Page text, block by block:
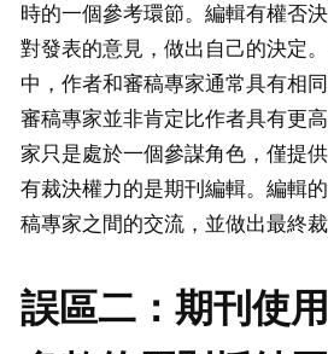
時的一個參考環節。編輯有權否
對發表的意見，做出自己的決定
中，作者和審稿專家通常具有相
審稿專家並非肯定比作者具有更
家只是處於一個參謀角色，僅提
有裁決權力的是期刊編輯。編輯
稿專家之間的交流，並做出最終裁
誤區二：期刊使